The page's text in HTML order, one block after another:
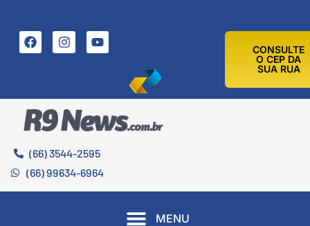
CONSULTE
O CEP DA
SUA RUA
(66) 3544-2595
(66) 99634-6964
MENU